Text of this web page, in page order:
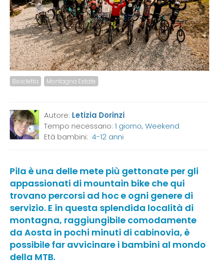
Bicicletta Montagna Estate
Autore: Letizia Dorinzi
Tempo necessario: 1 giorno, Weekend
Età bambini: 4-12 anni
Pila è una delle mete più gettonate per gli
appassionati di mountain bike che qui
trovano percorsi ad hoc e ogni genere di
servizio. E in questa splendida località di
montagna, raggiungibile comodamente
da Aosta in pochi minuti di cabinovia, è
possibile far avvicinare i bambini al mondo
della MTB.